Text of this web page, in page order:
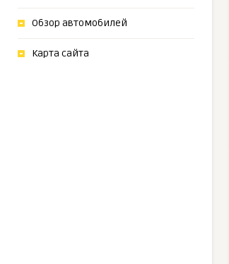
Обзор автомобилей
Карта сайта